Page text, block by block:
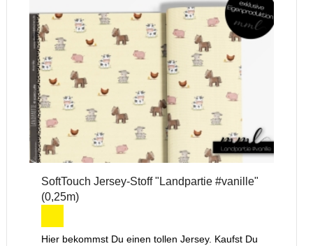
SoftTouch Jersey-Stoff "Landpartie #vanille"
(0,25m)
Hier bekommst Du einen tollen Jersey. Kaufst Du